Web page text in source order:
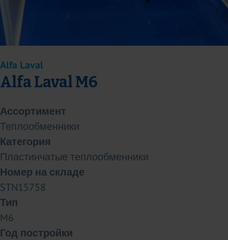
Alfa Laval
Alfa Laval M6
Ассортимент
Теплообменники
Категория
Пластинчатые теплообменники
Номер на складе
STN15758
Тип
M6
Год постройки